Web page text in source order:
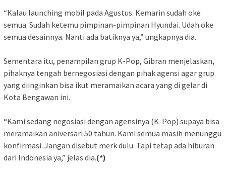
“Kalau launching mobil pada Agustus. Kemarin sudah oke
semua. Sudah ketemu pimpinan-pimpinan Hyundai. Udah oke
semua desainnya. Nanti ada batiknya ya,” ungkapnya dia.
Sementara itu, penampilan grup K-Pop, Gibran menjelaskan,
pihaknya tengah bernegosiasi dengan pihak agensi agar grup
yang diinginkan bisa ikut meramaikan acara yang di gelar di
Kota Bengawan ini.
“Kami sedang negosiasi dengan agensinya (K-Pop) supaya bisa
meramaikan aniversari 50 tahun. Kami semua masih menunggu
konfirmasi. Jangan disebut merk dulu. Tapi tetap ada hiburan
dari Indonesia ya,” jelas dia.(*)